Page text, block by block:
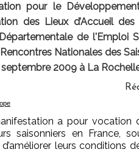
pour le
des Lieux d’Accueil
de l'Emploi
Nationales des
2009 à La
a pour vocation
saisonniers en France,
d’améliorer leurs conditions